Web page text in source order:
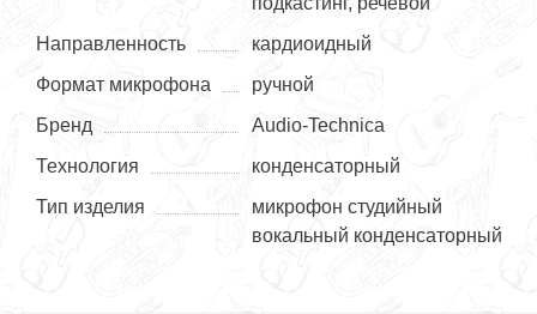
Направленность
кардиоидный
Формат микрофона
ручной
Бренд
Audio-Technica
Технология
конденсаторный
Тип изделия
микрофон студийный
вокальный конденсаторный